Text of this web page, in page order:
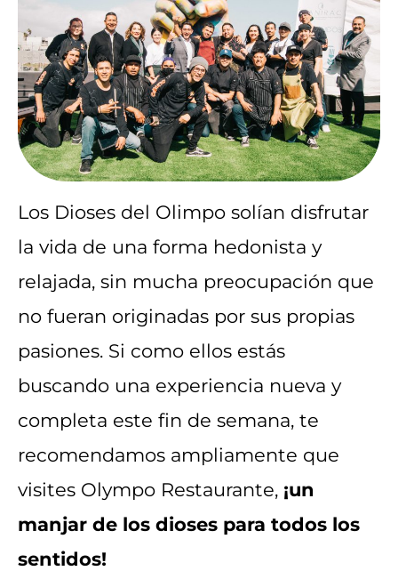
Los Dioses del Olimpo solían disfrutar
la vida de una forma hedonista y
relajada, sin mucha preocupación que
no fueran originadas por sus propias
pasiones. Si como ellos estás
buscando una experiencia nueva y
completa este fin de semana, te
recomendamos ampliamente que
visites Olympo Restaurante, ¡un
manjar de los dioses para todos los
sentidos!